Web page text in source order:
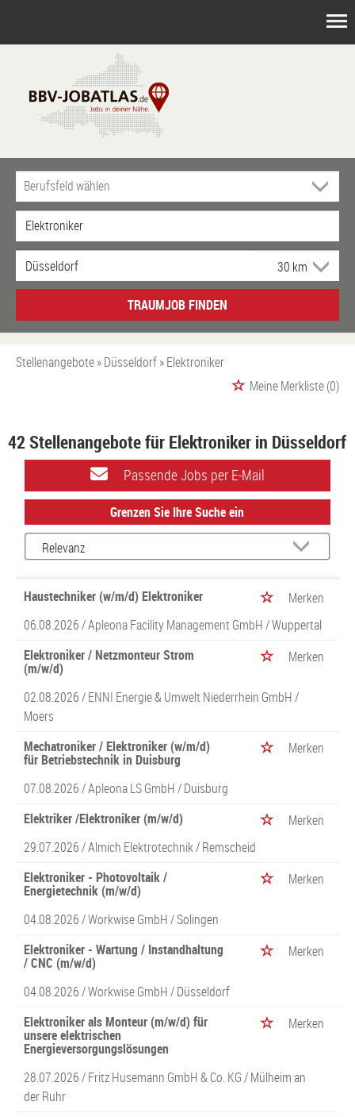
TRAUMJOB FINDEN
Stellenangebote Düsseldorf Elektroniker
Meine Merkliste(0)
42 Stellenangebote für Elektroniker in Düsseldorf
Passende Jobs per E-Mail
Grenzen Sie Ihre Suche ein
Haustechniker (w/m/d) Elektroniker
Merken
06.08.2026 /Apleona Facility Management GmbH/ Wuppertal
Elektroniker / Netzmonteur Strom
(m/w/d)
Merken
02.08.2026 /ENNI Energie & Umwelt Niederrhein GmbH/
Moers
Mechatroniker / Elektroniker (w/m/d)
für Betriebstechnik in Duisburg
Merken
07.08.2026 /Apleona LS GmbH/ Duisburg
Elektriker /Elektroniker (m/w/d)
Merken
29.07.2026 /Almich Elektrotechnik/ Remscheid
Elektroniker - Photovoltaik /
Energietechnik (m/w/d)
Merken
04.08.2026 /Workwise GmbH/ Solingen
Elektroniker - Wartung / Instandhaltung
/ CNC (m/w/d)
Merken
04.08.2026 /Workwise GmbH/ Düsseldorf
Elektroniker als Monteur (m/w/d) für
unsere elektrischen
Energieversorgungslösungen
Merken
28.07.2026 /Fritz Husemann GmbH & Co. KG/ Mülheim an
der Ruhr